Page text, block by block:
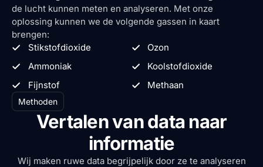
de lucht kunnen meten en analyseren. Met onze
oplossing kunnen we de volgende gassen in kaart
brengen:
Stikstofdioxide
Ammoniak
Fijnstof
Ozon
Koolstofdioxide
Methaan
Methoden
Vertalen van data naar
informatie
Wij maken ruwe data begrijpelijk door ze te analyseren